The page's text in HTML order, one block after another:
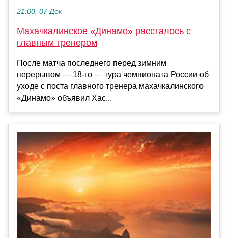
21:00, 07 Дек
Махачкалинское «Динамо» рассталось с
главным тренером
После матча последнего перед зимним
перерывом — 18-го — тура чемпионата России об
уходе с поста главного тренера махачкалинского
«Динамо» объявил Хас...